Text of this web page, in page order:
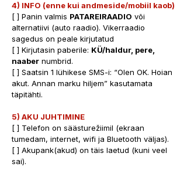
4) INFO (enne kui andmeside/mobiil kaob)
[ ] Panin valmis PATAREIRAADIO või
alternatiivi (auto raadio). Vikerraadio
sagedus on peale kirjutatud
[ ] Kirjutasin paberile: KÜ/haldur, pere,
naaber numbrid.
[ ] Saatsin 1 lühikese SMS-i: “Olen OK. Hoian
akut. Annan marku hiljem” kasutamata
täpitähti.
5) AKU JUHTIMINE
[ ] Telefon on säästurežiimil (ekraan
tumedam, internet, wifi ja Bluetooth väljas).
[ ] Akupank(akud) on täis laetud (kuni veel
sai).